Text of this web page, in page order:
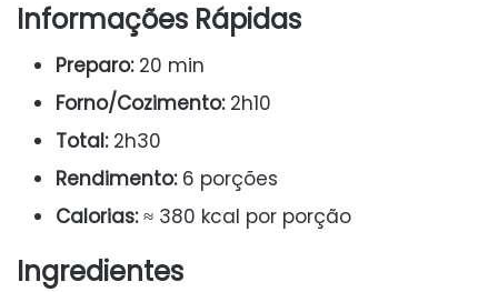
Informações Rápidas
Preparo:20 min
Forno/Cozimento:2h10
Total:2h30
Rendimento:6 porções
Calorias:≈ 380 kcal por porção
Ingredientes